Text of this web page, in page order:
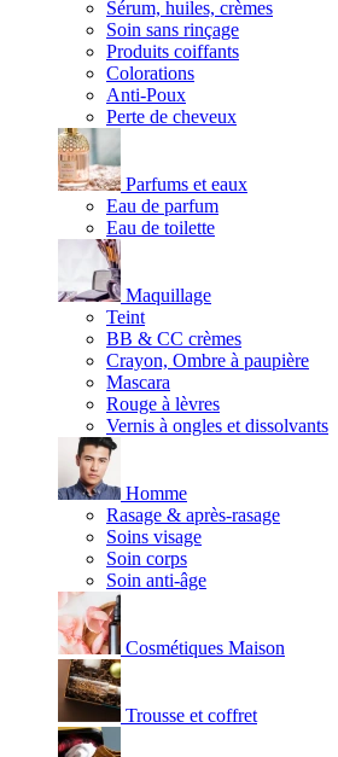
Sérum, huiles, crèmes
Soin sans rinçage
Produits coiffants
Colorations
Anti-Poux
Perte de cheveux
Parfums et eaux
Eau de parfum
Eau de toilette
Maquillage
Teint
BB & CC crèmes
Crayon, Ombre à paupière
Mascara
Rouge à lèvres
Vernis à ongles et dissolvants
Homme
Rasage & après-rasage
Soins visage
Soin corps
Soin anti-âge
Cosmétiques Maison
Trousse et coffret